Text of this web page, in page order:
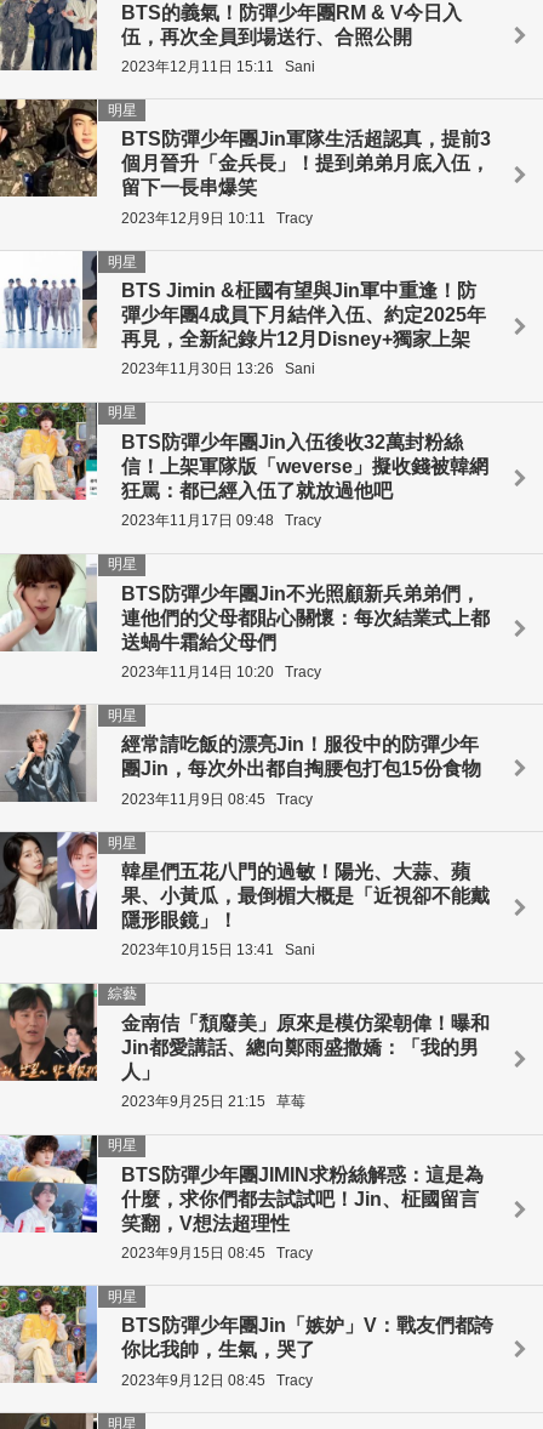
BTS的義氣！防彈少年團RM & V今日入
伍，再次全員到場送行、合照公開
2023年12月11日 15:11 Sani
BTS防彈少年團Jin軍隊生活超認真，提前3
個月晉升「金兵長」！提到弟弟月底入伍，
留下一長串爆笑
明星
2023年12月9日 10:11 Tracy
BTS Jimin &柾國有望與Jin軍中重逢！防
彈少年團4成員下月結伴入伍、約定2025年
再見，全新紀錄片12月Disney+獨家上架
明星
2023年11月30日 13:26 Sani
BTS防彈少年團Jin入伍後收32萬封粉絲
信！上架軍隊版「weverse」擬收錢被韓網
狂罵：都已經入伍了就放過他吧
明星
2023年11月17日 09:48 Tracy
BTS防彈少年團Jin不光照顧新兵弟弟們，
連他們的父母都貼心關懷：每次結業式上都
送蝸牛霜給父母們
明星
2023年11月14日 10:20 Tracy
經常請吃飯的漂亮Jin！服役中的防彈少年
團Jin，每次外出都自掏腰包打包15份食物
明星
2023年11月9日 08:45 Tracy
韓星們五花八門的過敏！陽光、大蒜、蘋
果、小黃瓜，最倒楣大概是「近視卻不能戴
隱形眼鏡」！
明星
2023年10月15日 13:41 Sani
金南佶「頹廢美」原來是模仿梁朝偉！曝和
Jin都愛講話、總向鄭雨盛撒嬌：「我的男
人」
綜藝
2023年9月25日 21:15 草莓
BTS防彈少年團JIMIN求粉絲解惑：這是為
什麼，求你們都去試試吧！Jin、柾國留言
笑翻，V想法超理性
明星
2023年9月15日 08:45 Tracy
BTS防彈少年團Jin「嫉妒」V：戰友們都誇
你比我帥，生氣，哭了
明星
2023年9月12日 08:45 Tracy
明星